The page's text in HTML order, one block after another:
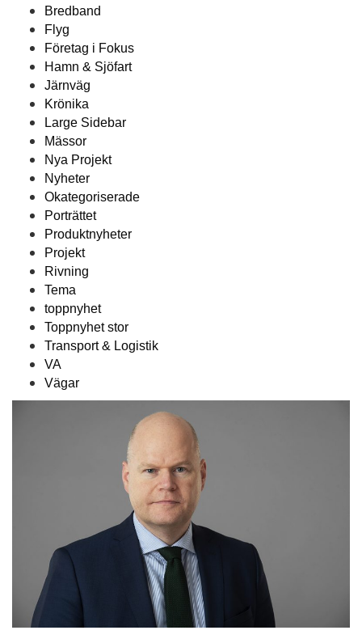
Bredband
Flyg
Företag i Fokus
Hamn & Sjöfart
Järnväg
Krönika
Large Sidebar
Mässor
Nya Projekt
Nyheter
Okategoriserade
Porträttet
Produktnyheter
Projekt
Rivning
Tema
toppnyhet
Toppnyhet stor
Transport & Logistik
VA
Vägar